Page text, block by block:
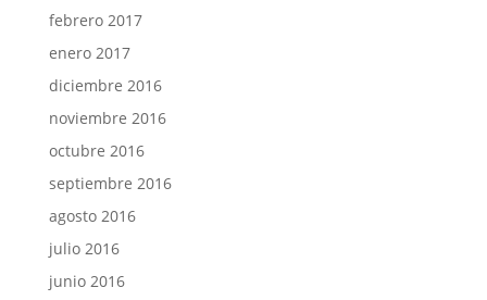
febrero 2017
enero 2017
diciembre 2016
noviembre 2016
octubre 2016
septiembre 2016
agosto 2016
julio 2016
junio 2016